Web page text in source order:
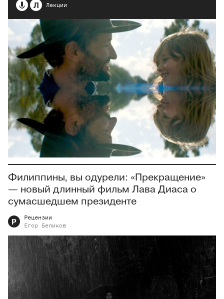
Л Лекции
Филиппины, вы одурели: «Прекращение»
— новый длинный фильм Лава Диаса о
сумасшедшем президенте
Р
Рецензии
Егор
Беликов